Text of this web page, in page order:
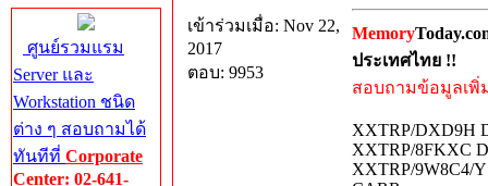
ศูนย์รวมแรม
Server และ
Workstation ชนิด
ต่าง ๆ สอบถามได้
ทันทีที่ Corporate
Center: 02-641-
เข้าร่วมเมื่อ: Nov 22,
2017
ตอบ: 9953
Memory
ประเทศไทย !!
สอบถามข้อมูลเพิ่
XXTRP/DXD9H
XXTRP/8FKXC
XXTRP/9W8C4/